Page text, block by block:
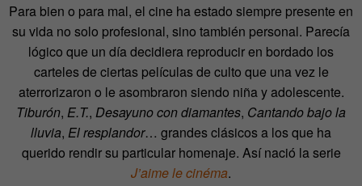
Para bien o para mal, el cine ha estado siempre presente en
su vida no solo profesional, sino también personal. Parecía
lógico que un día decidiera reproducir en bordado los
carteles de ciertas películas de culto que una vez le
aterrorizaron o le asombraron siendo niña y adolescente.
Tiburón, E.T., Desayuno con diamantes, Cantando bajo la
lluvia, El resplandor… grandes clásicos a los que ha
querido rendir su particular homenaje. Así nació la serie
J’aime le cinéma.